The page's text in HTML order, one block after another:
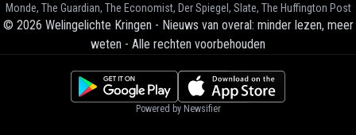
Monde, The Guardian, The Economist, Der Spiegel, Slate, The Huffington Post
© 2026 Welingelichte Kringen - Nieuws van overal: minder lezen, meer
weten - Alle rechten voorbehouden
Powered by Newsifier